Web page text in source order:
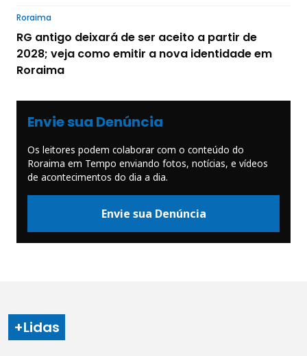
Roraima
RG antigo deixará de ser aceito a partir de
2028; veja como emitir a nova identidade em
Roraima
Envie sua Denúncia
Os leitores podem colaborar com o conteúdo do
Roraima em Tempo enviando fotos, notícias, e vídeos
de acontecimentos do dia a dia.
Envie sua Denúncia
+Lidas